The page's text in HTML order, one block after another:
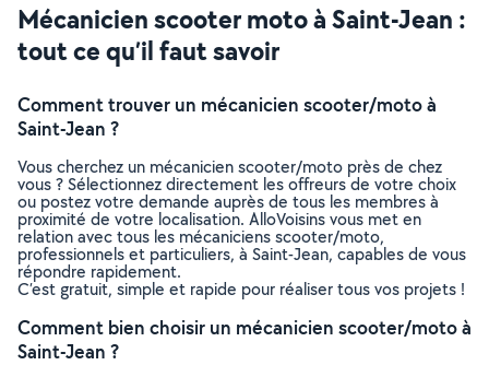
Mécanicien scooter moto à Saint-Jean :
tout ce qu’il faut savoir
Comment trouver un mécanicien scooter/moto à
Saint-Jean ?
Vous cherchez un mécanicien scooter/moto près de chez
vous ? Sélectionnez directement les offreurs de votre choix
ou postez votre demande auprès de tous les membres à
proximité de votre localisation. AlloVoisins vous met en
relation avec tous les mécaniciens scooter/moto,
professionnels et particuliers, à Saint-Jean, capables de vous
répondre rapidement.
C’est gratuit, simple et rapide pour réaliser tous vos projets !
Comment bien choisir un mécanicien scooter/moto à
Saint-Jean ?